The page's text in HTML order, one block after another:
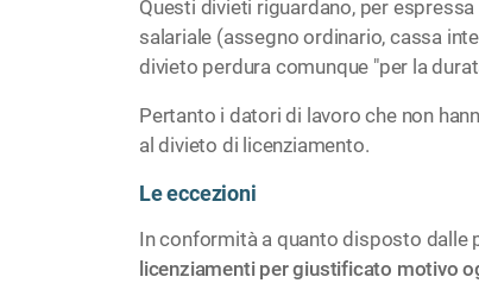
Questi divieti riguardano, per
salariale (assegno ordinario, cassa
divieto perdura comunque "per la
Pertanto i datori di lavoro che non
al divieto di licenziamento.
Le eccezioni
In conformità a quanto disposto dalle
licenziamenti per giustificato motivo